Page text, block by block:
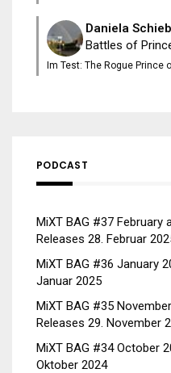
Daniela
Battles of
Im Test: The Rogue Prince
PODCAST
MiXT BAG #37 February
Releases 28. Februar
MiXT BAG #36 January
Januar 2025
MiXT BAG #35
Releases 29. November
MiXT BAG #34 October
Oktober 2024